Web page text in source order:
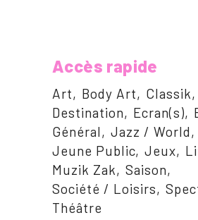
Accès rapide
Art Body Art
Classik
Destination
Ecran(s)
Général
Jazz / World
Jeune Public Jeux
Muzik Zak
Saison
Société / Loisirs
Théâtre